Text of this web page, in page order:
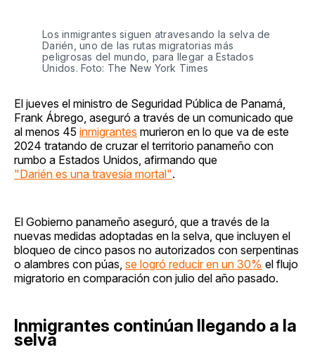
Los inmigrantes siguen atravesando la selva de
Darién, uno de las rutas migratorias más
peligrosas del mundo, para llegar a Estados
Unidos. Foto: The New York Times
El jueves el ministro de Seguridad Pública de Panamá,
Frank Ábrego, aseguró a través de un comunicado que
al menos 45 inmigrantes murieron en lo que va de este
2024 tratando de cruzar el territorio panameño con
rumbo a Estados Unidos, afirmando que
"Darién es una travesía mortal".
El Gobierno panameño aseguró, que a través de la
nuevas medidas adoptadas en la selva, que incluyen el
bloqueo de cinco pasos no autorizados con serpentinas
o alambres con púas, se logró reducir en un 30% el flujo
migratorio en comparación con julio del año pasado.
Inmigrantes continúan llegando a la
selva